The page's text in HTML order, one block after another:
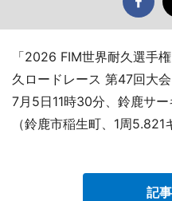
「2026 FIM世界耐久選手
久ロードレース 第47回大
7月5日11時30分、鈴鹿サ
（鈴鹿市稲生町、1周5.821
記